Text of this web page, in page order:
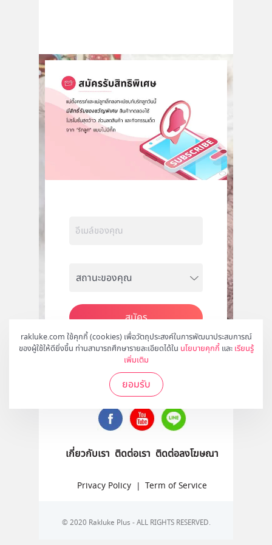
rakluke.com ใช้คุกกี้ (cookies) เพื่อวัตถุประสงค์ในการพัฒนาประสบการณ์
ของผู้ใช้ให้ดียิ่งขึ้น ท่านสามารถศึกษารายละเอียดได้ใน นโยบายคุกกี้ และ เรียนรู้
เพิ่มเติม
ยอมรับ
สมัคร
ติดตามเราได้ที่
เกี่ยวกับเรา ติดต่อเรา ติดต่อลงโฆษณา
Privacy Policy | Term of Service
© 2020 Rakluke Plus - ALL RIGHTS RESERVED.